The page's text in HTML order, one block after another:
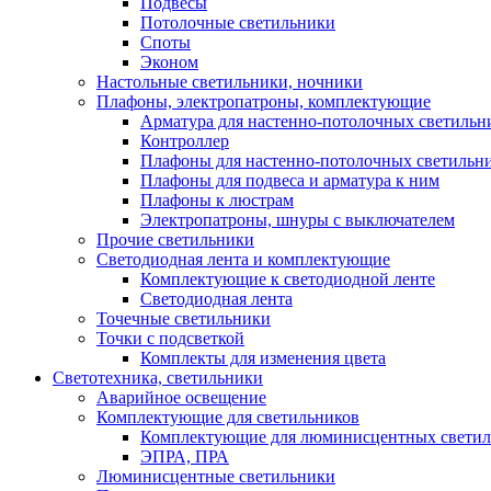
Потолочные светильники
Споты
Эконом
Настольные светильники, ночники
Плафоны, электропатроны, комплектующие
Арматура для настенно-потолочных
Контроллер
Плафоны для настенно-потолочных
Плафоны для подвеса и арматура к ним
Плафоны к люстрам
Электропатроны, шнуры с выключателем
Прочие светильники
Светодиодная лента и комплектующие
Комплектующие к светодиодной ленте
Светодиодная лента
Точечные светильники
Точки с подсветкой
Комплекты для изменения цвета
Светотехника, светильники
Аварийное освещение
Комплектующие для светильников
Комплектующие для люминисцентных
ЭПРА, ПРА
Люминисцентные светильники